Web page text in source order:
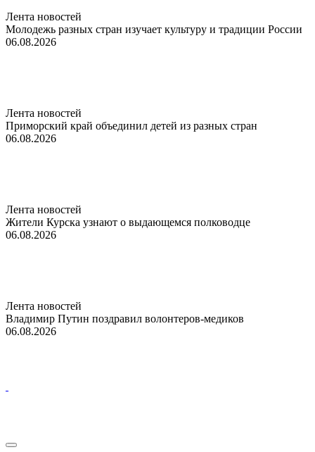
Лента новостей
Молодежь разных стран изучает культуру и традиции России
06.08.2026
Лента новостей
Приморский край объединил детей из разных стран
06.08.2026
Лента новостей
Жители Курска узнают о выдающемся полководце
06.08.2026
Лента новостей
Владимир Путин поздравил волонтеров-медиков
06.08.2026